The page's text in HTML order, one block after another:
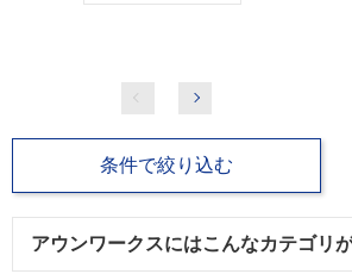
条件で絞り込む
アウンワークスにはこんなカテゴリ